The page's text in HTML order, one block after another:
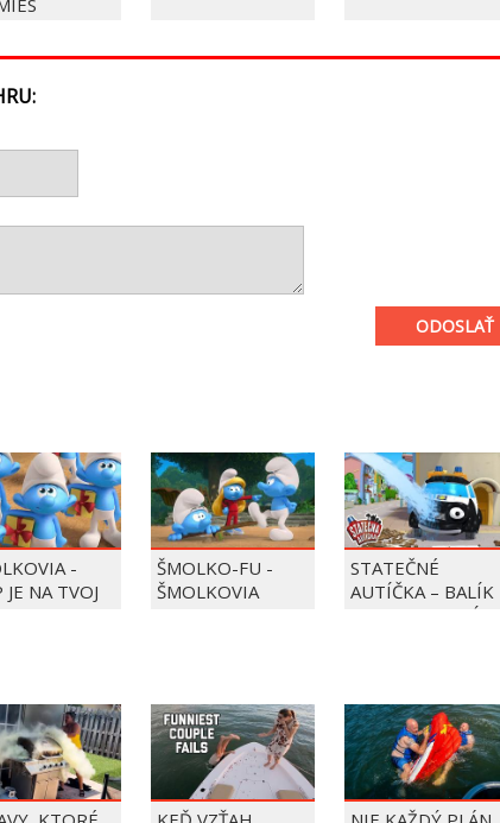
ODOSLAŤ
-
NA TVOJ
ŠMOLKO-FU -
ŠMOLKOVIA
STATEČNÉ
AUTÍČKA – BALÍK
PIERRE PRECLÍK